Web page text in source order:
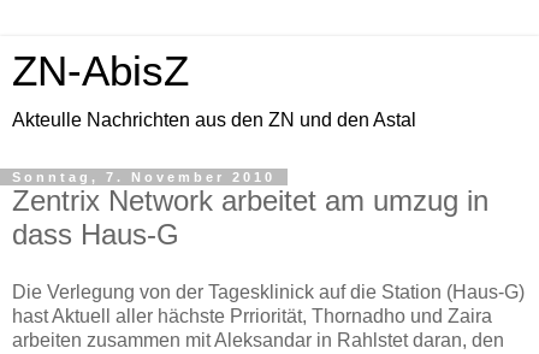
ZN-AbisZ
Akteulle Nachrichten aus den ZN und den Astal
Sonntag, 7. November 2010
Zentrix Network arbeitet am umzug in
dass Haus-G
Die Verlegung von der Tagesklinick auf die Station (Haus-G)
hast Aktuell aller hächste Prriorität, Thornadho und Zaira
arbeiten zusammen mit Aleksandar in Rahlstet daran, den